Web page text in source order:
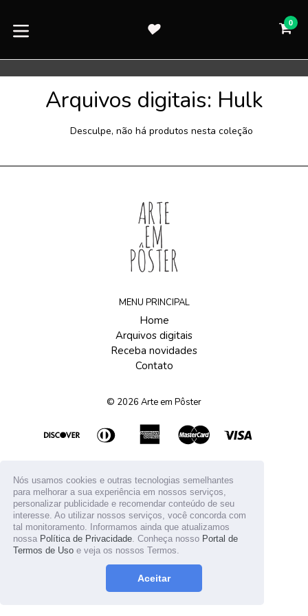
Nós usamos cookies e outras tecnologias semelhantes
para melhorar a sua experiência em nossos serviços,
personalizar publicidade e recomendar conteúdo de seu
interesse. Ao utilizar nossos serviços, você concorda com
tal monitoramento. Informamos ainda que atualizamos
nossa Política de Privacidade . Conheça nosso Portal de
Termos de Uso e veja os nossos Termos.
Aceitar
para
0
Arquivos digitais: Hulk
Desculpe, não há produtos nesta coleção
MENU PRINCIPAL
Home
Arquivos digitais
Receba novidades
Contato
© 2026 Arte em Pôster